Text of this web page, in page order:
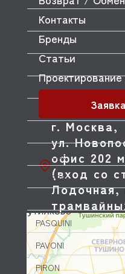
OLYMPIA
OMNIWASH
ORVED
OZTIRYAKILER
P.L. Proff Cuisine
PACKVAC
PACOJET
PANERO
PASQUINI
PAVONI
PIRON
г. Москва,
ул.
офис 202
(вход со
Лодочная,
Контакты
Бренды
Статьи
Проектирование